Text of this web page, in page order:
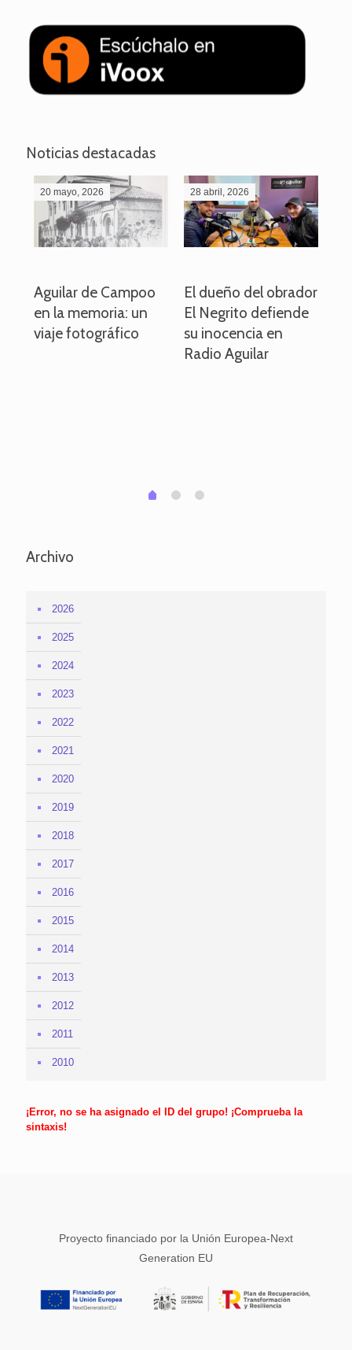
Noticias destacadas
20 mayo, 2026
Aguilar de Campoo
en la memoria: un
viaje fotográfico
28 abril, 2026
El dueño del obrador
El Negrito defiende
su inocencia en
Radio Aguilar
0 1 2
Archivo
2026
2025
2024
2023
2022
2021
2020
2019
2018
2017
2016
2015
2014
2013
2012
2011
2010
¡Error, no se ha asignado el ID del grupo! ¡Comprueba la
sintaxis!
Proyecto financiado por la Unión Europea-Next
Generation EU